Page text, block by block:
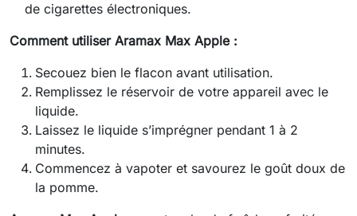
de cigarettes électroniques.
Comment utiliser Aramax Max Apple :
Secouez bien le flacon avant utilisation.
Remplissez le réservoir de votre appareil avec le
liquide.
Laissez le liquide s’imprégner pendant 1 à 2
minutes.
Commencez à vapoter et savourez le goût doux de
la pomme.